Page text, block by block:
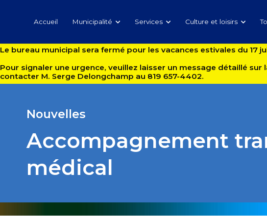
Accueil Municipalité Services Culture et loisirs
Le bureau municipal sera fermé pour les vacances estivales du 17
Pour signaler une urgence, veuillez laisser un message détaillé
contacter M. Serge Delongchamp au 819 657-4402.
Nouvelles
Accompagnement
médical